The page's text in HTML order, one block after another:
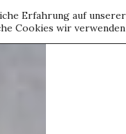
Erfahrung auf
Cookies wir